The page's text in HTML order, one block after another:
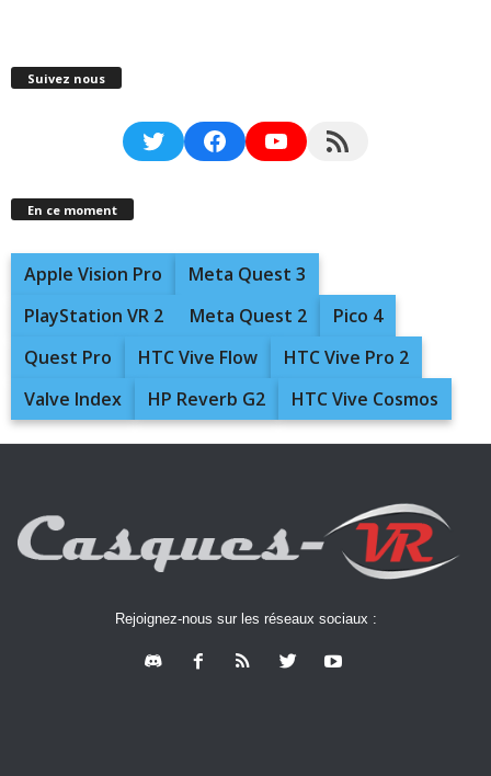
Suivez nous
TwitterFacebookYouTubeRSS Feed
En ce moment
Apple Vision Pro
Meta Quest 3
PlayStation VR 2
Meta Quest 2
Pico 4
Quest Pro
HTC Vive Flow
HTC Vive Pro 2
Valve Index
HP Reverb G2 HTC Vive Cosmos
Rejoignez-nous sur les réseaux sociaux :